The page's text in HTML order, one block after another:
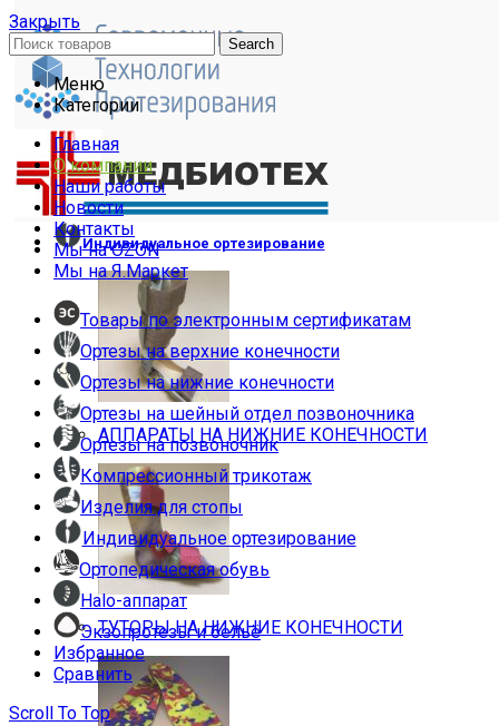
Индивидуальное ортезирование
АППАРАТЫ НА НИЖНИЕ КОНЕЧНОСТИ
ТУТОРЫ НА НИЖНИЕ КОНЕЧНОСТИ
Закрыть
Search
Меню
Категории
Главная
О компании
Наши работы
Новости
Контакты
Мы на OZON
Мы на Я.Маркет
Товары по электронным сертификатам
Ортезы на верхние конечности
Ортезы на нижние конечности
Ортезы на шейный отдел позвоночника
Ортезы на позвоночник
Компрессионный трикотаж
Изделия для стопы
Индивидуальное ортезирование
Ортопедическая обувь
Halo-аппарат
Экзопротезы и бельё
Избранное
Сравнить
Scroll To Top